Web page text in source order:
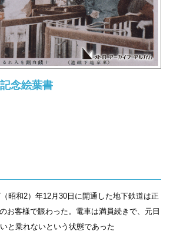
念絵葉書
昭和2）年12月30日に開通した地下鉄道は正
お客様で賑わった。電車は満員続きで、元日
と乗れないという状態であった